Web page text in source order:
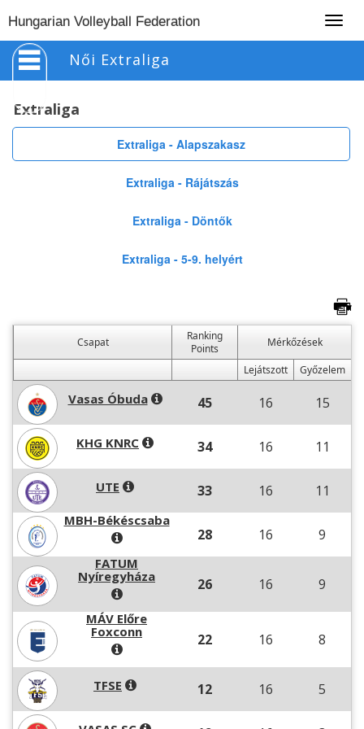
Hungarian Volleyball Federation
Női Extraliga
Extraliga
Extraliga - Alapszakasz
Extraliga - Rájátszás
Extraliga - Döntők
Extraliga - 5-9. helyért
Csapat
Ranking
Points
Mérkőzések
Lejátszott
Győzelem
Vasas Óbuda 45 16 15
KHG KNRC 34 16 11
UTE 33 16 11
MBH-Békéscsaba
28 16 9
FATUM
Nyíregyháza
26 16 9
MÁV Előre
Foxconn
22 16 8
TFSE 12 16 5